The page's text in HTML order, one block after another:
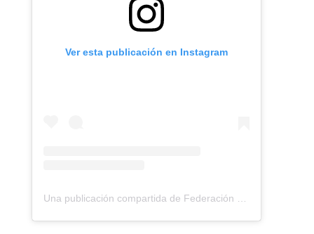
Ver esta publicación en Instagram
Una publicación compartida de Federación Montañismo Tenerife (@federacion_montanismo_tenerife)